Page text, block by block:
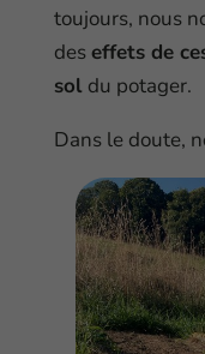
toujours, nous
deseffets de
sol du potager.
Dans le doute,